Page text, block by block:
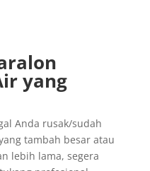
yang
Anda rusak/sudah
tambah besar atau
lebih lama, segera